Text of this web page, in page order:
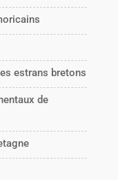
estrans bretons
de